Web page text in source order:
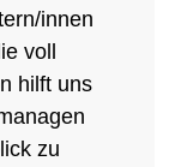
innen
voll
hilft uns
zu